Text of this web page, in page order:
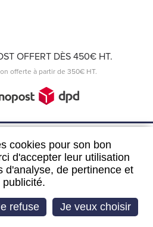
cookies pour son bon
d'accepter leur utilisation
d'analyse, de pertinence et
publicité.
refuse Je veux choisir
OFFERT DÈS 450€ HT.
offerte à partir de 350€ HT.
19 Mars 1962
Hagondange
FRANCE
39 63 29
‎ - CMS :Flexit©‎